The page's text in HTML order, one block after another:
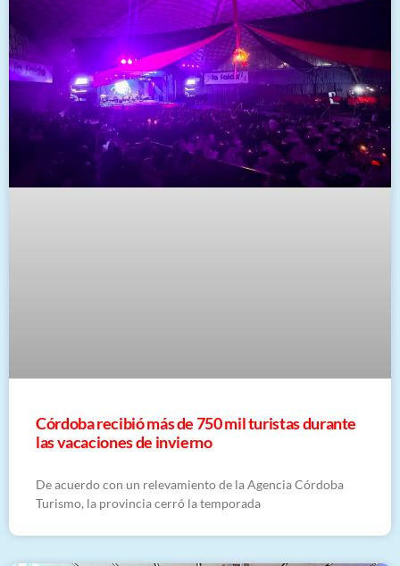
Córdoba recibió más de 750 mil turistas durante
las vacaciones de invierno
De acuerdo con un relevamiento de la Agencia Córdoba
Turismo, la provincia cerró la temporada